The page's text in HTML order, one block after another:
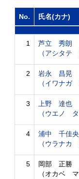
No. 氏名(カナ)
1
芦立 秀朗
（アシタテ
2
岩永 昌晃
（イワナガ
3
上野 達也
（ウエノ タ
4
浦中 千佳央
（ウラナカ
5
岡部 正勝
（オカベ マ